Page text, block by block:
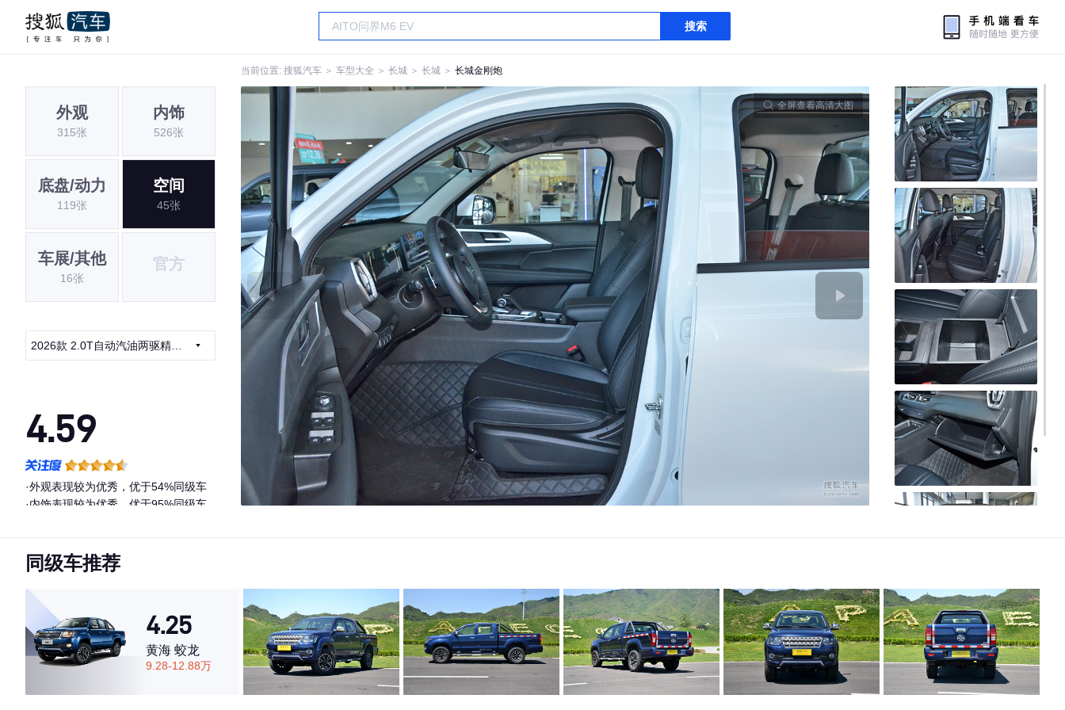
搜索
当前位置: 搜狐汽车 ＞ 车型大全 ＞ 长城 ＞ 长城 ＞ 长城金刚炮
外观
315张
内饰
526张
底盘/动力
119张
空间
45张
车展/其他
16张
官方
2026款 2.0T自动汽油两驱精英
4.59
·外观表现较为优秀，优于54%同级车
·内饰表现较为优秀，优于95%同级车
全屏查看高清大图
同级车推荐
4.25
黄海 蛟龙
9.28-12.88万